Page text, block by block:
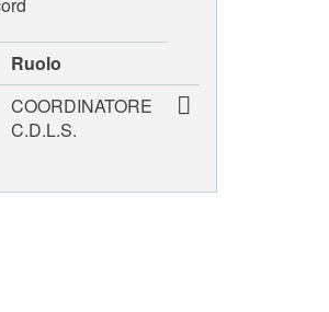
Ruolo
COORDINATORE
C.D.L.S.